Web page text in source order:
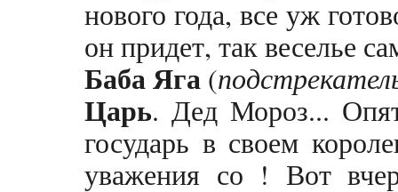
нового года, все уж
он придет, так веселье
Баба Яга (
Царь. Дед Мороз...
государь в своем
уважения со ! Вот